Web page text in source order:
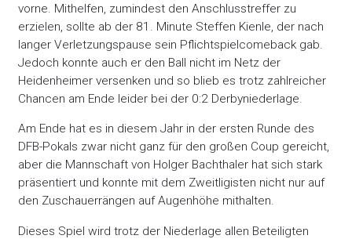
vorne. Mithelfen, zumindest den Anschlusstreffer zu
erzielen, sollte ab der 81. Minute Steffen Kienle, der nach
langer Verletzungspause sein Pflichtspielcomeback gab.
Jedoch konnte auch er den Ball nicht im Netz der
Heidenheimer versenken und so blieb es trotz zahlreicher
Chancen am Ende leider bei der 0:2 Derbyniederlage.
Am Ende hat es in diesem Jahr in der ersten Runde des
DFB-Pokals zwar nicht ganz für den großen Coup gereicht,
aber die Mannschaft von Holger Bachthaler hat sich stark
präsentiert und konnte mit dem Zweitligisten nicht nur auf
den Zuschauerrängen auf Augenhöhe mithalten.
Dieses Spiel wird trotz der Niederlage allen Beteiligten